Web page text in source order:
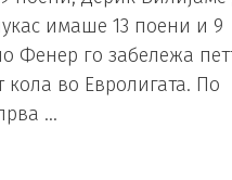
имаше 13 поени и 9
Фенер го забележа
кола во Евролигата. По
…